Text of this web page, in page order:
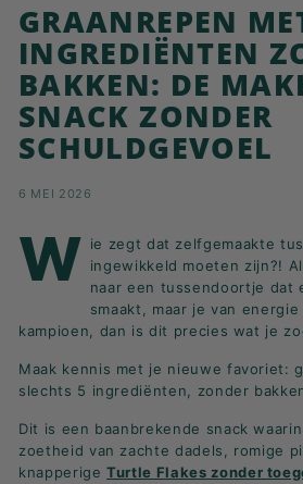
E
T
T
E
R
B
R
E
A
K
A
S
T!
GRAANREPEN
INGREDIËNTEN
BAKKEN: DE
SNACK ZONDER
SCHULDGEVOEL
6 MEI 2026
W ie zegt dat zelfgemaakte
ingewikkeld moeten zijn?!
naar een tussendoortje dat
smaakt, maar je van
kampioen, dan is dit precies wat je
Maak kennis met je nieuwe favoriet:
slechts 5 ingrediënten, zonder
Dit is een baanbrekende snack
zoetheid van zachte dadels, romige
knapperigeTurtle Flakes zonder